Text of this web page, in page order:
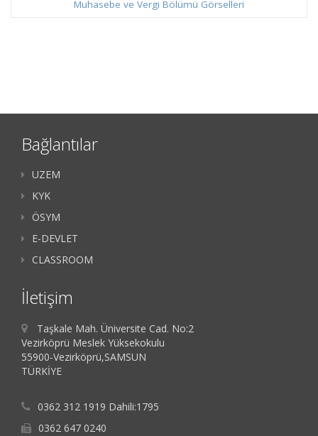
Muhasebe ve Vergi Bölümü Görselleri
Bağlantılar
UZEM
KYK
ÖSYM
E-DEVLET
CLASSROOM
İletişim
Taşkale Mah. Üniversite Cad. No:2
Vezirköprü Meslek Yüksekokulu
55900-Vezirköprü,SAMSUN
TÜRKİYE
0362 312 1919 Dahili:1795
0362 647 0240